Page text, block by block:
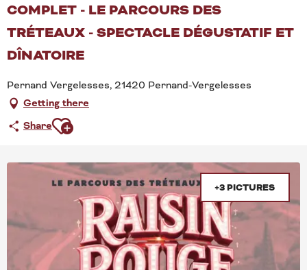
COMPLET - LE PARCOURS DES
TRÉTEAUX - SPECTACLE DÉGUSTATIF ET
DÎNATOIRE
Pernand Vergelesses, 21420 Pernand-Vergelesses
Getting there
ShareAjouter aux favoris
+3 PICTURES